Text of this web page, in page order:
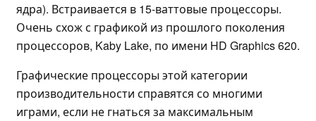
ядра). Встраивается в 15-ваттовые процессоры.
Очень схож с графикой из прошлого поколения
процессоров, Kaby Lake, по имени HD Graphics 620.
Графические процессоры этой категории
производительности справятся со многими
играми, если не гнаться за максимальным